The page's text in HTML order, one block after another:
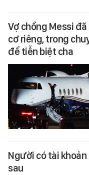
Vợ chồng Messi
cơ riêng, trong
để tiễn biệt cha
Người có tài
sau